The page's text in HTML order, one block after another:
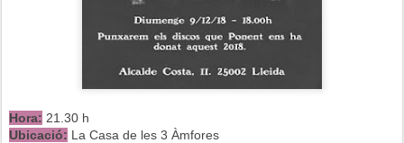
Hora: 21.30 h
Ubicació: La Casa de les 3 Àmfores